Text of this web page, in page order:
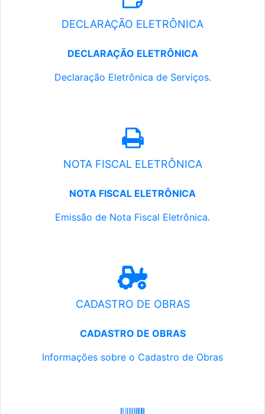
DECLARAÇÃO ELETRÔNICA
DECLARAÇÃO ELETRÔNICA
Declaração Eletrônica de Serviços.
NOTA FISCAL ELETRÔNICA
NOTA FISCAL ELETRÔNICA
Emissão de Nota Fiscal Eletrônica.
CADASTRO DE OBRAS
CADASTRO DE OBRAS
Informações sobre o Cadastro de Obras